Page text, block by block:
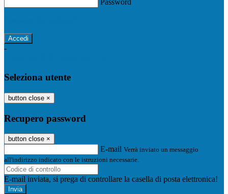
Password
-
Seleziona utente
button close ×
Recupero password
button close ×
E-mail Verrà inviato un messaggio
all'indirizzo indicato con le istruzioni necessarie.
E-mail inviata, si prega di controllare la casella di posta elettronica!